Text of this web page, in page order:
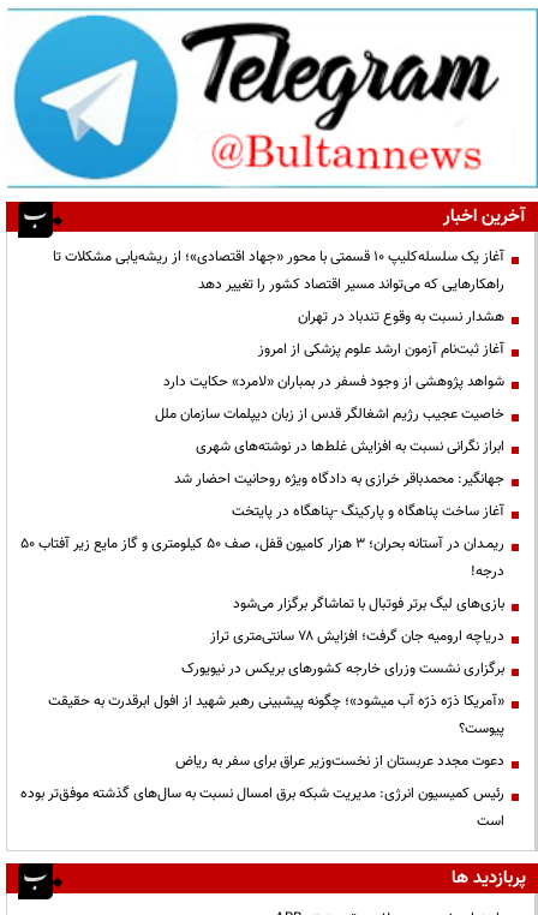
آخرین اخبار
آغاز یک سلسله‌کلیپ ۱۰ قسمتی با محور «جهاد اقتصادی»؛ از ریشه‌یابی مشکلات تا
راهکارهایی که می‌تواند مسیر اقتصاد کشور را تغییر دهد
هشدار نسبت به وقوع تندباد در تهران
آغاز ثبت‌نام آزمون ارشد علوم پزشکی از امروز
شواهد پژوهشی از وجود فسفر در بمباران «لامرد» حکایت دارد
خاصیت عجیب رژیم اشغالگر قدس از زبان دیپلمات سازمان ملل
ابراز نگرانی نسبت به افزایش غلط‌ها در نوشته‌های شهری
جهانگیر: محمدباقر خرازی به دادگاه ویژه روحانیت احضار شد
آغاز ساخت پناهگاه و پارکینگ -پناهگاه در پایتخت
ریمـدان در آستانه بحران؛ ۳ هزار کامیون قفل، صف ۵۰ کیلومتری و گاز مایع زیر آفتاب ۵۰
درجه!
بازی‌های لیگ برتر فوتبال با تماشاگر برگزار می‌شود
دریاچه ارومیه جان گرفت؛ افزایش ۷۸ سانتی‌متری تراز
برگزاری نشست وزرای خارجه کشورهای بریکس در نیویورک
«آمریکا ذرّه ذرّه آب میشود»؛ چگونه پیشبینی رهبر شهید از افول ابرقدرت به حقیقت
پیوست؟
دعوت مجدد عربستان از نخست‌وزیر عراق برای سفر به ریاض
رئیس کمیسیون انرژی: مدیریت شبکه برق امسال نسبت به سال‌های گذشته موفق‌تر بوده
است
پربازدید ها